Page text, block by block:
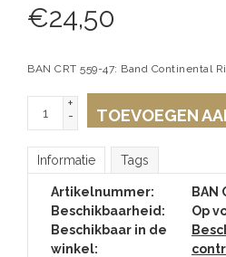
€24,50
BAN CRT 559-47: Band Continental
+
-
TOEVOEGEN
Informatie Tags
Artikelnummer:
BAN
Beschikbaarheid:
Op
Beschikbaar in de
winkel: